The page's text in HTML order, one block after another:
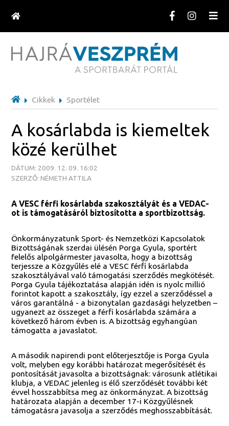
Cikkek Sportélet
A kosárlabda is kiemeltek
közé kerülhet
DÁTUM: 2009. 12. 09. 16:02
SZERZŐ: NÉMETH ATTILA
A VESC férfi kosárlabda szakosztályát és a VEDAC-
ot is támogatásáról biztosította a sportbizottság.
Önkormányzatunk Sport- és Nemzetközi Kapcsolatok
Bizottságának szerdai ülésén Porga Gyula, sportért
felelős alpolgármester javasolta, hogy a bizottság
terjessze a Közgyűlés elé a VESC férfi kosárlabda
szakosztályával való támogatási szerződés megkötését.
Porga Gyula tájékoztatása alapján idén is nyolc millió
forintot kapott a szakosztály, így ezzel a szerződéssel a
város garantálná - a bizonytalan gazdasági helyzetben –
ugyanezt az összeget a férfi kosárlabda számára a
következő három évben is. A bizottság egyhangúan
támogatta a javaslatot.
A második napirendi pont előterjesztője is Porga Gyula
volt, melyben egy korábbi határozat megerősítését és
pontosítását javasolta a bizottságnak: városunk atlétikai
klubja, a VEDAC jelenleg is élő szerződését további két
évvel hosszabbítsa meg az önkormányzat. A bizottság
határozata alapján a december 17-i Közgyűlésnek
támogatásra javasolja a szerződés meghosszabbítását.